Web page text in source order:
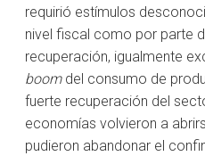
requirió estímulos
nivel fiscal como por parte
recuperación, igualmente
boomdel consumo de
fuerte recuperación del
economías volvieron a
pudieron abandonar el